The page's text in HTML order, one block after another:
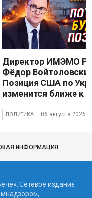
Директор ИМЭМО
Фёдор
Позиция США по
изменится ближе к
ПОЛИТИКА 06 августа 2026
ИНФОРМАЦИЯ
Сетевое издание